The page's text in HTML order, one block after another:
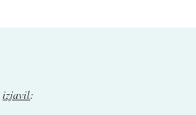
izjavil: